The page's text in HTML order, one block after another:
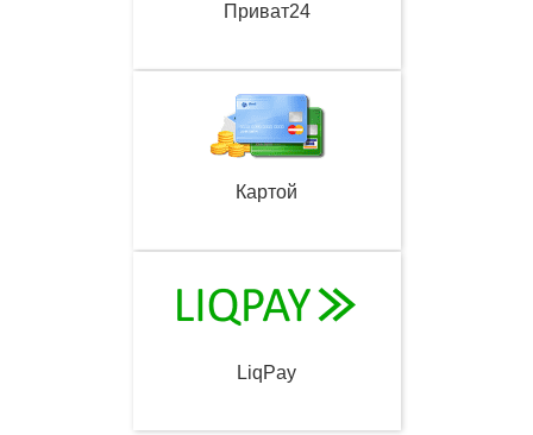
Приват24
Картой
LiqPay